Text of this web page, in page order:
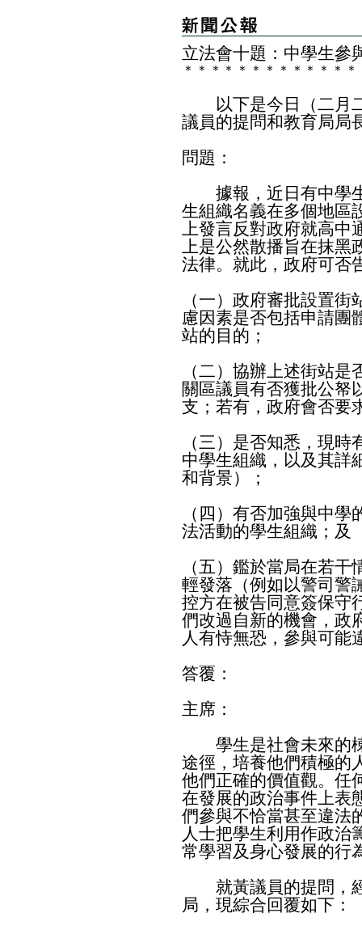
立法會十題：中學生參
＊ ＊ ＊ ＊ ＊ ＊ ＊ ＊ ＊ ＊ ＊ ＊ ＊
以下是今日（二月二
議員的提問和教育局局
問題：
據報，近日有中學生
生組織名義在多個地區
上發言反對政府就高
上是公然散播旨在抹
法律。就此，政府可否
（一）政府審批設置
慮因素是否包括申請團
站的目的；
（二）協辦上述街站
關區議員有否獲批公帑
支；若有，政府會否要
（三）是否知悉，現
中學生組織，以及其詳
和背景）；
（四）有否加強與中
法活動的學生組織；及
（五）鑑於當局在若
輕發落（例如以警司警
控方在被告同意簽保守
們改過自新的機會，政
人有恃無恐，參與可能
答覆：
主席：
學生是社會未來的棟
途徑，培養他們積極的
他們正確的價值觀。任
在發展的政治事件上表
們參與不恰當甚至違法
人士把學生利用作政治
常學習及身心發展的行
就黃議員的提問，經
局，現綜合回覆如下：